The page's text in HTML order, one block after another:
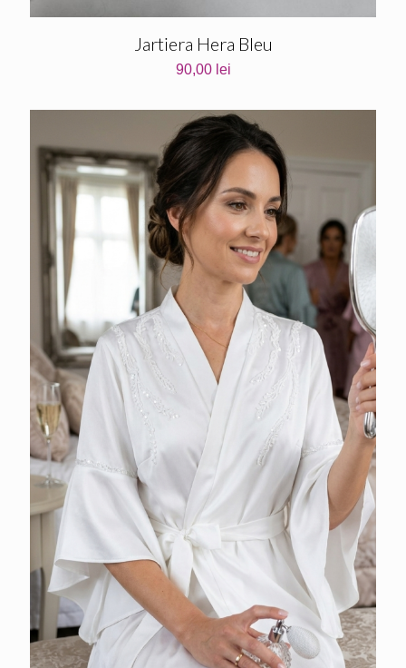
Jartiera Hera Bleu
90,00 lei